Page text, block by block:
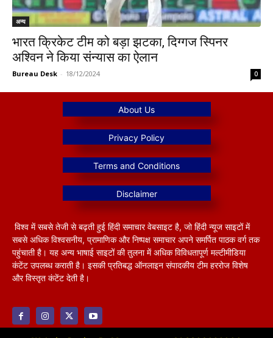
अन्य
भारत क्रिकेट टीम को बड़ा झटका, दिग्गज स्पिनर
अश्विन ने किया संन्यास का ऐलान
Bureau Desk - 18/12/2024 0
विश्व में सबसे तेजी से बढ़ती हुई हिंदी समाचार वेबसाइट है, जो हिंदी न्यूज साइटों में
सबसे अधिक विश्वसनीय, प्रामाणिक और निष्पक्ष समाचार अपने समर्पित पाठक वर्ग तक
पहुंचाती है। यह अन्य भाषाई साइटों की तुलना में अधिक विविधतापूर्ण मल्टीमीडिया
कंटेंट उपलब्ध कराती है। इसकी प्रतिबद्ध ऑनलाइन संपादकीय टीम हररोज विशेष
और विस्तृत कंटेंट देती है।